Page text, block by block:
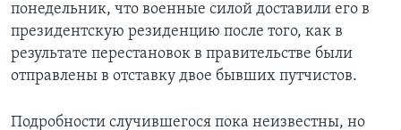
понедельник, что военные силой доставили его в
президентскую резиденцию после того, как в
результате перестановок в правительстве были
отправлены в отставку двое бывших путчистов.
Подробности случившегося пока неизвестны, но